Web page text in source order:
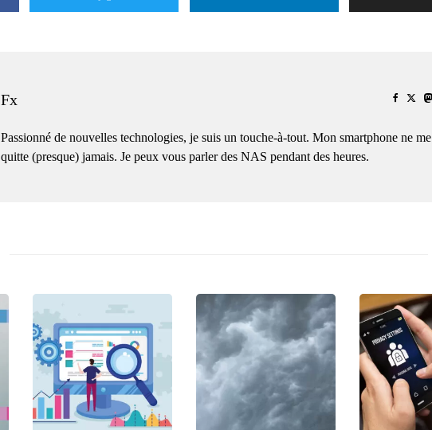
Fx
Passionné de nouvelles technologies, je suis un touche-à-tout. Mon smartphone ne me
quitte (presque) jamais. Je peux vous parler des NAS pendant des heures.